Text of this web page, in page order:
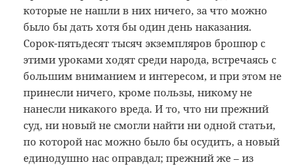
которые не нашли в них ничего, за что можно
было бы дать хотя бы один день наказания.
Сорок-пятьдесят тысяч экземпляров брошюр с
этими уроками ходят среди народа, встречаясь с
большим вниманием и интересом, и при этом не
принесли ничего, кроме пользы, никому не
нанесли никакого вреда. И то, что ни прежний
суд, ни новый не смогли найти ни одной статьи,
по которой нас можно было бы осудить, а новый
единодушно нас оправдал; прежний же – из